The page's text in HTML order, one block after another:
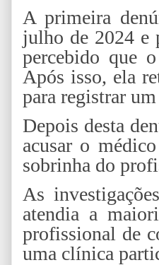
A primeira
julho de 2024 e
percebido que
Após isso, ela
para registrar
Depois desta
acusar o
sobrinha do
As
atendia a
profissional de
uma clínica